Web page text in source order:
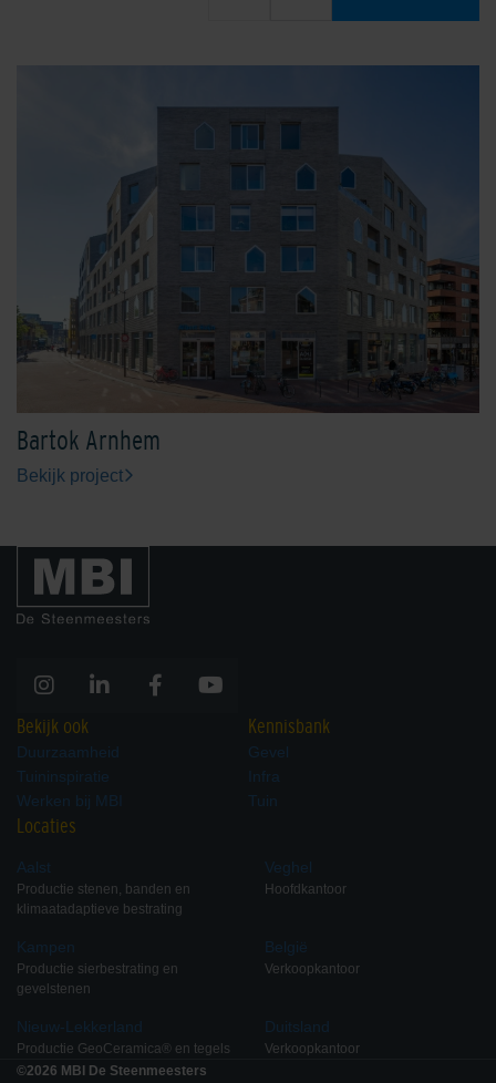
Bartok Arnhem
Bekijk project
Bekijk ook
Duurzaamheid
Tuininspiratie
Werken bij MBI
Kennisbank
Gevel
Infra
Tuin
Locaties
Aalst
Productie stenen, banden en
klimaatadaptieve bestrating
Kampen
Productie sierbestrating en
gevelstenen
Nieuw-Lekkerland
Productie GeoCeramica® en tegels
Veghel
Hoofdkantoor
België
Verkoopkantoor
Duitsland
Verkoopkantoor
©2026 MBI De Steenmeesters